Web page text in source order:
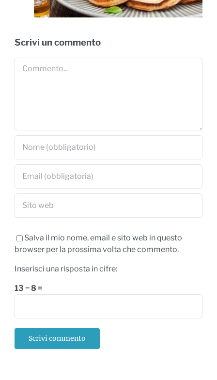
Scrivi un commento
Salva il mio nome, email e sito web in questo
browser per la prossima volta che commento.
Inserisci una risposta in cifre:
13 − 8 =